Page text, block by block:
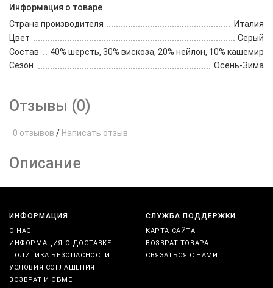
Информация о товаре
Страна производителя
Италия
Цвет
Серый
Состав
40% шерсть, 30% вискоза, 20% нейлон, 10% кашемир
Сезон
Осень-Зима
Отзывы (0)
0 отзывов / Написать отзыв
Описание
ИНФОРМАЦИЯ
О НАС
ИНФОРМАЦИЯ О ДОСТАВКЕ
ПОЛИТИКА БЕЗОПАСНОСТИ
УСЛОВИЯ СОГЛАШЕНИЯ
ВОЗВРАТ И ОБМЕН
СЛУЖБА ПОДДЕРЖКИ
КАРТА САЙТА
ВОЗВРАТ ТОВАРА
СВЯЗАТЬСЯ С НАМИ